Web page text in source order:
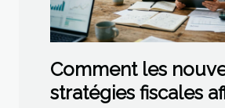
Comment les
stratégies fiscales